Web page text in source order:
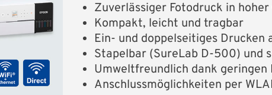
Zuverlässiger Fotodruck in
Kompakt, leicht und tragbar
Ein- und doppelseitiges
Stapelbar (SureLab D-500) und
Umweltfreundlich dank geringen
Anschlussmöglichkeiten per